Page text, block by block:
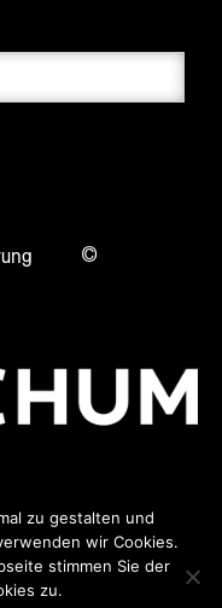
©
zu gestalten und
wir Cookies.
stimmen Sie der
zu.